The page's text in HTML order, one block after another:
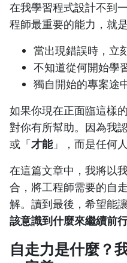
在我學習程式設計不到
程師最重要的能力，就
當出現錯誤時，立
不知道從何開始學
獨自開始的專案途
如果你現在正面臨這樣
對你有所幫助。因為我
或「才能」，而是任何
在這篇文章中，我將以
合，將工程師需要的自
解。讀到最後，希望能
該意識到什麼來繼續前
自走力是什麼？